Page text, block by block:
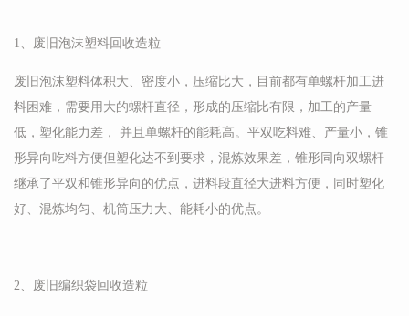
1、废旧泡沫塑料回收造粒
废旧泡沫塑料体积大、密度小，压缩比大，目前都有单螺杆加工进
料困难，需要用大的螺杆直径，形成的压缩比有限，加工的产量
低，塑化能力差， 并且单螺杆的能耗高。平双吃料难、产量小，锥
形异向吃料方便但塑化达不到要求，混炼效果差，锥形同向双螺杆
继承了平双和锥形异向的优点，进料段直径大进料方便，同时塑化
好、混炼均匀、机筒压力大、能耗小的优点。
2、废旧编织袋回收造粒